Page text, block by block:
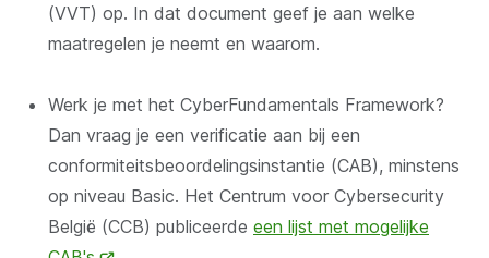
(VVT) op. In dat document geef je aan welke
maatregelen je neemt en waarom.
Werk je met het CyberFundamentals Framework?
Dan vraag je een verificatie aan bij een
conformiteitsbeoordelingsinstantie (CAB), minstens
op niveau Basic. Het Centrum voor Cybersecurity
België (CCB) publiceerde een lijst met mogelijke